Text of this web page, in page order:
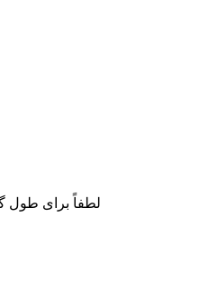
لطفاً برای طول گذرواژه